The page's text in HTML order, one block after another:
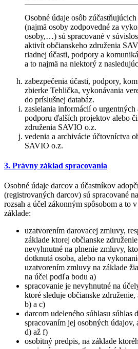
Osobné údaje osôb
(najmä osoby zodpovedné za
osoby,…) sú spracované v
aktivít občianskeho združenia
riadnej účasti, podpory a
a to najmä na niektorý z
zabezpečenia účasti, podpory,
zbierke Tehlička, vykonávania
do príslušnej databáz.
zasielania informácií o
podporu ďalších projektov alebo
združenia SAVIO o.z.
vedenia a archivácie účtovníctva
SAVIO o.z.
3. Právny základ spracovania
Osobné údaje darcov a účastníkov
(registrovaných darcov) sú spracované
rozsah a účel zákonným spôsobom a to
základe:
uzatvorením darovacej zmluvy,
základe ktorej občianske
nevyhnutné na plnenie zmluvy,
dotknutá osoba, alebo na
uzatvorením zmluvy na základe
na účel podľa bodu a)
spracovanie je nevyhnutné na
ktoré sleduje občianske
b) a c)
darcom udeleného súhlasu súhlas
spracovaním jej osobných
d) až f)
osobitný predpis, na základe